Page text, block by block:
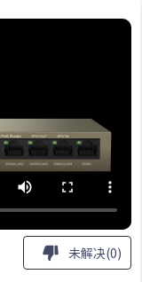
未解决(0)